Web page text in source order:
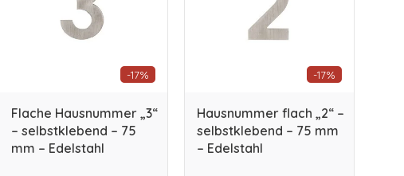
-17%
Flache Hausnummer „3“
– selbstklebend – 75
mm – Edelstahl
-17%
Hausnummer flach „2“ –
selbstklebend – 75 mm
– Edelstahl